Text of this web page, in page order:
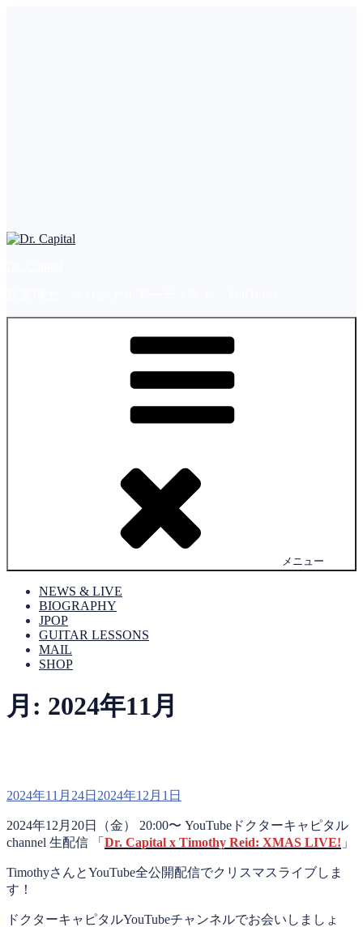
メニュー
NEWS & LIVE
BIOGRAPHY
JPOP
GUITAR LESSONS
MAIL
SHOP
月: 2024年11月
投
日:
2024年11月24日 2024年12月1日
2024年12月20日（金） 20:00〜 YouTubeドクターキャピタル
channel 生配信 「 Dr. Capital x Timothy Reid: XMAS LIVE! 」
TimothyさんとYouTube全公開配信でクリスマスライブしま
す！
ドクターキャピタルYouTubeチャンネルでお会いしましょ